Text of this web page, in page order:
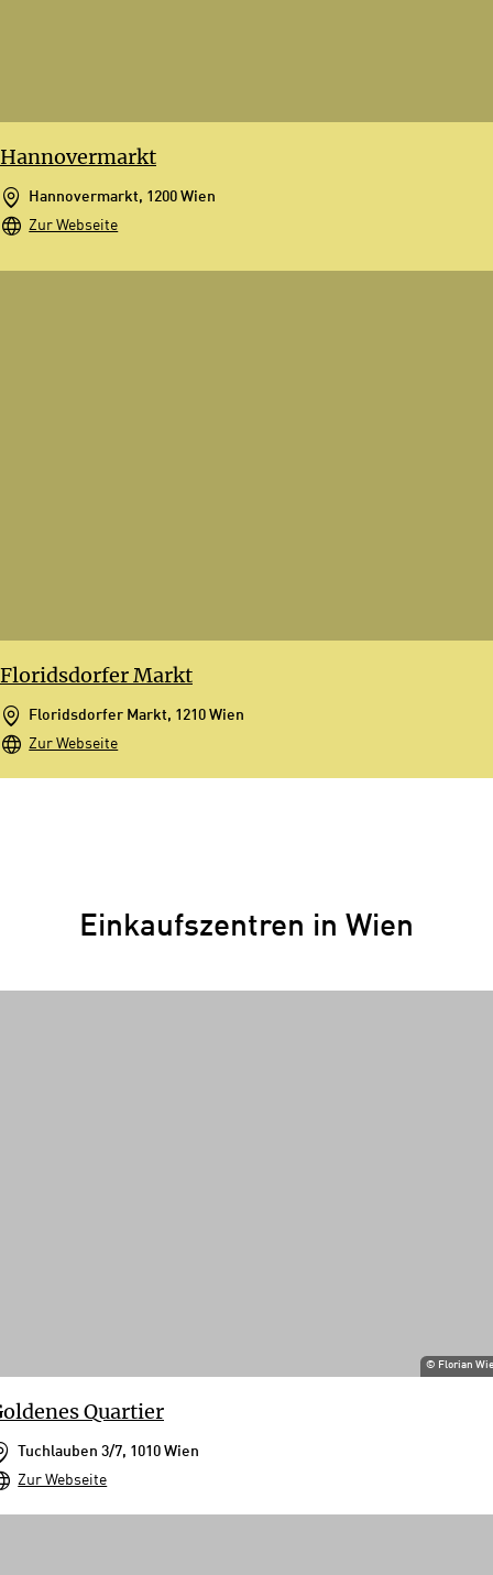
Hannovermarkt
Hannovermarkt, 1200 Wien
Zur Webseite
Floridsdorfer Markt
Floridsdorfer Markt, 1210 Wien
Zur Webseite
Einkaufszentren in Wien
© Florian
Quartier
Tuchlauben 3/7, 1010 Wien
Zur Webseite